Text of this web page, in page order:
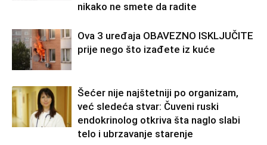
nikako ne smete da radite
Ova 3 uređaja OBAVEZNO ISKLJUČITE
prije nego što izađete iz kuće
Šećer nije najštetniji po organizam,
već sledeća stvar: Čuveni ruski
endokrinolog otkriva šta naglo slabi
telo i ubrzavanje starenje